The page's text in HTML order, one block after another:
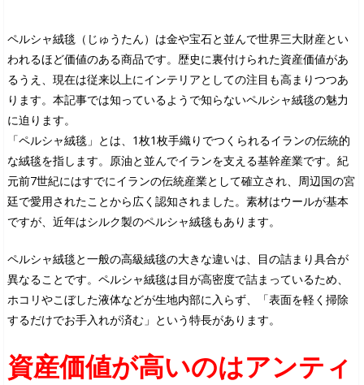
ペルシャ絨毯（じゅうたん）は金や宝石と並んで世界三大財産とい
われるほど価値のある商品です。歴史に裏付けられた資産価値があ
るうえ、現在は従来以上にインテリアとしての注目も高まりつつあ
ります。本記事では知っているようで知らないペルシャ絨毯の魅力
に迫ります。
「ペルシャ絨毯」とは、1枚1枚手織りでつくられるイランの伝統的
な絨毯を指します。原油と並んでイランを支える基幹産業です。紀
元前7世紀にはすでにイランの伝統産業として確立され、周辺国の宮
廷で愛用されたことから広く認知されました。素材はウールが基本
ですが、近年はシルク製のペルシャ絨毯もあります。
ペルシャ絨毯と一般の高級絨毯の大きな違いは、目の詰まり具合が
異なることです。ペルシャ絨毯は目が高密度で詰まっているため、
ホコリやこぼした液体などが生地内部に入らず、「表面を軽く掃除
するだけでお手入れが済む」という特長があります。
資産価値が高いのはアンティ